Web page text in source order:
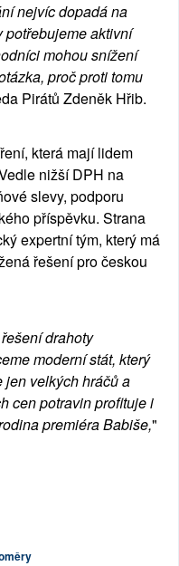
nejvíc dopadá na
potřebujeme aktivní
mohou snížení
proč proti tomu
Pirátů Zdeněk Hřib.
která mají lidem
nižší DPH na
slevy, podporu
příspěvku. Strana
expertní tým, který má
řešení pro českou
drahoty
moderní stát, který
jen velkých hráčů a
cen potravin profituje i
premiéra Babiše,"